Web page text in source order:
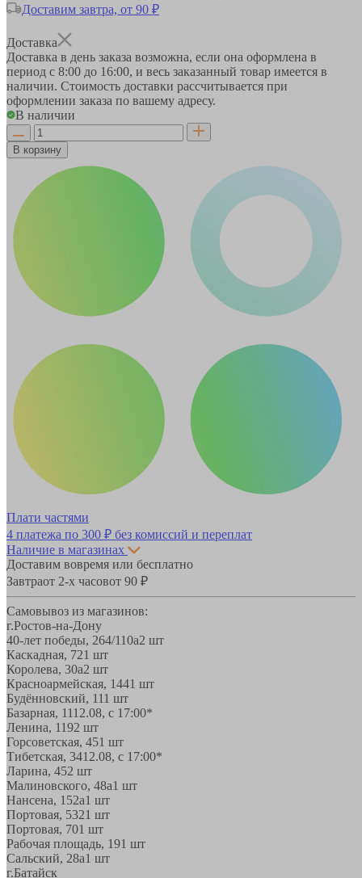
Доставим завтра, от 90 ₽
Доставка
Доставка в день заказа возможна, если она оформлена в
период с 8:00 до 16:00, и весь заказанный товар имеется в
наличии. Стоимость доставки рассчитывается при
оформлении заказа по вашему адресу.
В наличии
В корзину
Плати частями
4 платежа по 300 ₽ без комиссий и переплат
Наличие в магазинах
Доставим вовремя или бесплатно
Завтраот 2-х часовот 90 ₽
Самовывоз из магазинов:
г.Ростов-на-Дону
40-лет победы, 264/110а2 шт
Каскадная, 721 шт
Королева, 30а2 шт
Красноармейская, 1441 шт
Будённовский, 111 шт
Базарная, 1112.08, с 17:00*
Ленина, 1192 шт
Горсоветская, 451 шт
Тибетская, 3412.08, с 17:00*
Ларина, 452 шт
Малиновского, 48а1 шт
Нансена, 152а1 шт
Портовая, 5321 шт
Портовая, 701 шт
Рабочая площадь, 191 шт
Сальский, 28a1 шт
г.Батайск